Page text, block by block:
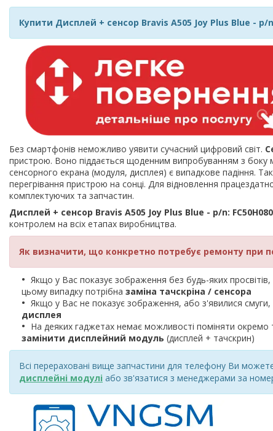
Купити Дисплей + сенсор Bravis A505 Joy Plus Blue - p/n:
Без смартфонів неможливо уявити сучасний цифровий світ.
пристрою. Воно піддається щоденним випробуванням з боку
сенсорного екрана (модуля, дисплея) є випадкове падіння.
перегрівання пристрою на сонці. Для відновлення
комплектуючих та запчастин.
Дисплей + сенсор Bravis A505 Joy Plus Blue - p/n:
контролем на всіх етапах виробництва.
Як визначити, що конкретно потребує ремонту при
Якщо у Вас показує зображення без будь-яких
цьому випадку потрібна заміна тачскріна / сенсора
Якщо у Вас не показує зображення, або з'явилися
дисплея
На деяких гаджетах немає можливості поміняти
замінити дисплейний модуль (дисплей + тачскрин)
Всі перераховані вище запчастини для телефону Ви можете
дисплейні модулі або зв'язатися з менеджерами за